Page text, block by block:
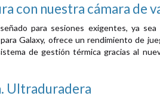
con nuestra cámara de
para sesiones exigentes, ya
Galaxy, ofrece un rendimiento de
de gestión térmica gracias al
Ultraduradera